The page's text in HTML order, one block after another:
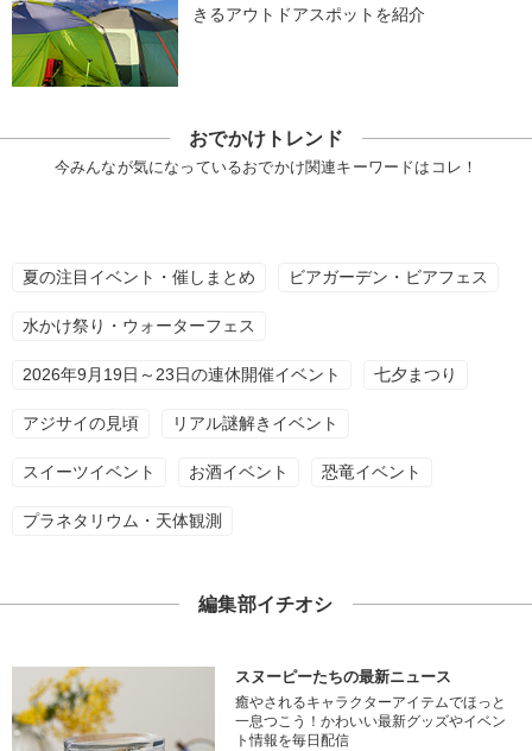
きるアウトドアスポットを紹介
おでかけトレンド
今みんなが気になっているおでかけ関連キーワードはコレ！
夏の注目イベント・催しまとめ ビアガーデン・ビアフェス
水かけ祭り・ウォーターフェス
2026年9月19日～23日の連休開催イベント 七夕まつり
アジサイの見頃 リアル謎解きイベント
スイーツイベント お酒イベント 恐竜イベント
プラネタリウム・天体観測
編集部イチオシ
スヌーピーたちの最新ニュース
癒やされるキャラクターアイテムでほっと
一息つこう！かわいい最新グッズやイベン
ト情報を毎日配信